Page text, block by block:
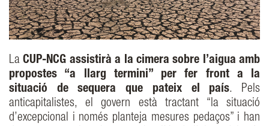
LaCUP-NCG assistirà a la cimera sobre l’aigua amb
propostes “a llarg termini” per fer front a la
situació de sequera que pateix el país. Pels
anticapitalistes, el govern està tractant “la situació
d’excepcional i només planteja mesures pedaços” i han